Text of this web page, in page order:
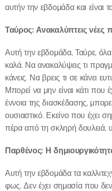
αυτήν την εβδομάδα και είναι
Ταύρος: Ανακαλύπτεις νέες
Αυτή την εβδομάδα, Ταύρε,
καλά. Να ανακαλύψεις τι
κάνεις. Να βρεις τι σε κάνει
Μπορεί να μην είναι κάτι που
έννοια της διασκέδασης,
ουσιαστικό. Εκείνο που έχει
πέρα από τη σκληρή δουλειά,
Παρθένος: Η
Αυτή την εβδομάδα τα
φως. Δεν έχει σημασία που